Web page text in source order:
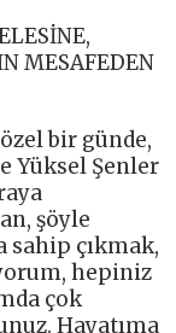
MESAFEDEN
bir günde,
Yüksel Şenler
şöyle
sahip çıkmak,
hepiniz
çok
Hayatıma